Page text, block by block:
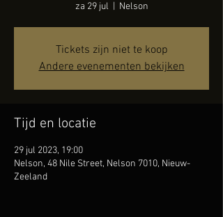
za 29 jul Nelson
Tickets zijn niet te koop
Andere evenementen bekijken
Tijd en locatie
29 jul 2023, 19:00
Nelson, 48 Nile Street, Nelson 7010, Nieuw-
Zeeland